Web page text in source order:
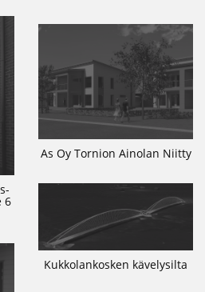
6
As Oy Tornion Ainolan Niitty
Kukkolankosken kävelysilta